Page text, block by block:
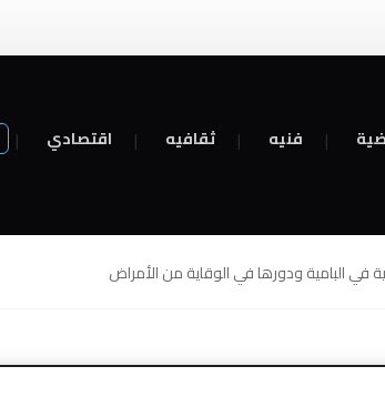
فنيه ثقافيه اقتصادي
في البامية ودورها في الوقاية من الأمراض